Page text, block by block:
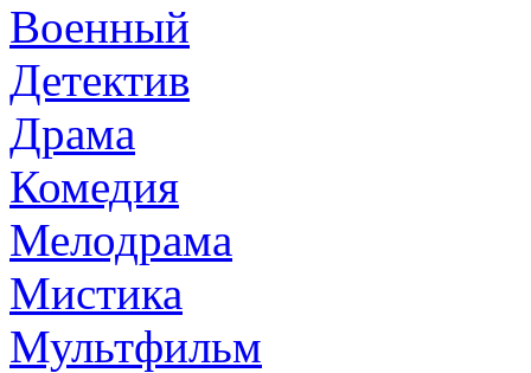
Военный
Детектив
Драма
Комедия
Мелодрама
Мистика
Мультфильм